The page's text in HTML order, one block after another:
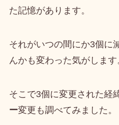
た記憶があります。
それがいつの間にか3個に
んかも変わった気がします
そこで3個に変更された経
ー変更も調べてみました。